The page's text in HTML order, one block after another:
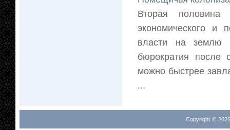
Вторая
экономического и
власти на землю
бюрократия после
можно быстрее
...
Copyright ©